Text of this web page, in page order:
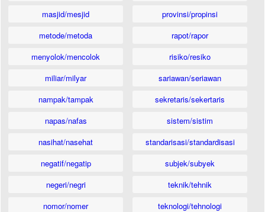
masjid/mesjid
metode/metoda
menyolok/mencolok
miliar/milyar
nampak/tampak
napas/nafas
nasihat/nasehat
negatif/negatip
negeri/negri
nomor/nomer
provinsi/propinsi
rapot/rapor
risiko/resiko
sariawan/seriawan
sekretaris/sekertaris
sistem/sistim
standarisasi/standardisasi
subjek/subyek
teknik/tehnik
teknologi/tehnologi